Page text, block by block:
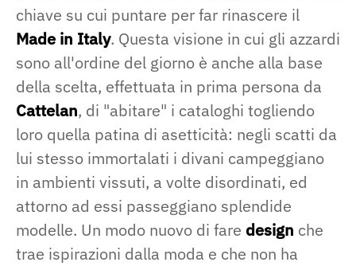
chiave su cui puntare per far rinascere il
Made in Italy. Questa visione in cui gli azzardi
sono all'ordine del giorno è anche alla base
della scelta, effettuata in prima persona da
Cattelan, di "abitare" i cataloghi togliendo
loro quella patina di asetticità: negli scatti da
lui stesso immortalati i divani campeggiano
in ambienti vissuti, a volte disordinati, ed
attorno ad essi passeggiano splendide
modelle. Un modo nuovo di fare design che
trae ispirazioni dalla moda e che non ha